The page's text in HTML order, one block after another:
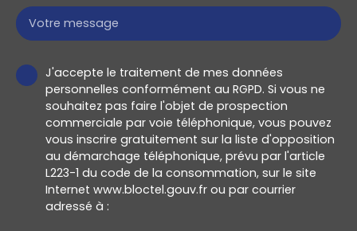
Votre message
J'accepte le traitement de mes données
personnelles conformément au RGPD. Si vous ne
souhaitez pas faire l'objet de prospection
commerciale par voie téléphonique, vous pouvez
vous inscrire gratuitement sur la liste d'opposition
au démarchage téléphonique, prévu par l'article
L223-1 du code de la consommation, sur le site
Internet www.bloctel.gouv.fr ou par courrier
adressé à :